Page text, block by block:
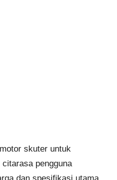
skuter untuk
pengguna